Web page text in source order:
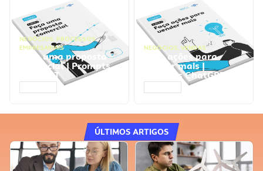
NEGÓCIOS, PROCESSOS
EMPRESARIAIS
Faça uma proposta
comercial | Prompts
ChatGPT
NEGÓCIOS, VENDAS
Faça ações para
vender mais |
Prompts ChatGPT
ÚLTIMOS ARTIGOS